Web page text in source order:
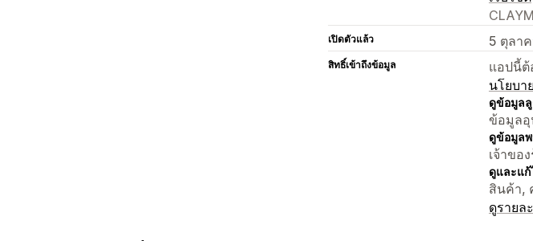
เปิดตัวแล้ว 5 ตุลา
สิทธิ์เข้าถึงข้อมูล
แอปนี้ต้
นโยบา
ดูข้อมูล
ข้อมูลอุ
ดูข้อมูล
เจ้าขอ
ดูและแ
สินค้า,
ดูรายล